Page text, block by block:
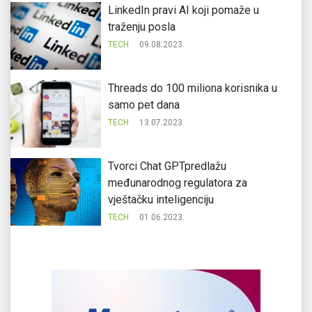
LinkedIn pravi AI koji pomaže u
traženju posla
TECH 09.08.2023.
Threads do 100 miliona korisnika u
samo pet dana
TECH 13.07.2023.
Tvorci Chat GPTpredlažu
međunarodnog regulatora za
vještačku inteligenciju
TECH 01.06.2023.